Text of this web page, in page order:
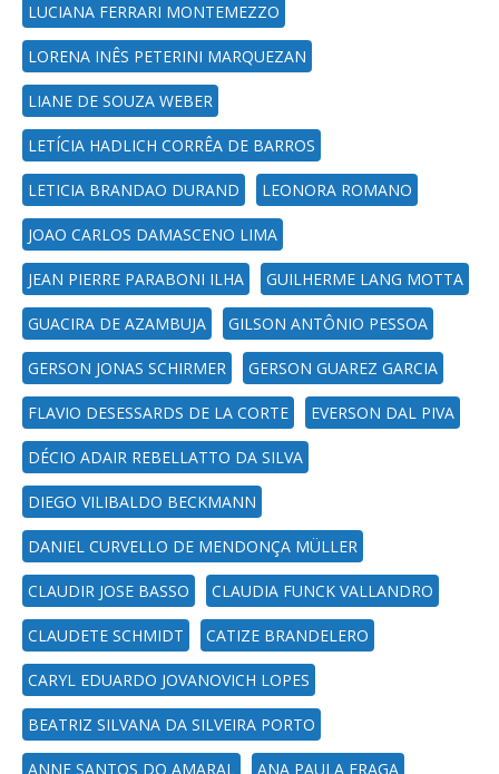
LUCIANA FERRARI MONTEMEZZO
LORENA INÊS PETERINI MARQUEZAN
LIANE DE SOUZA WEBER
LETÍCIA HADLICH CORRÊA DE BARROS
LETICIA BRANDAO DURAND LEONORA ROMANO
JOAO CARLOS DAMASCENO LIMA
JEAN PIERRE PARABONI ILHA GUILHERME LANG MOTTA
GUACIRA DE AZAMBUJA GILSON ANTÔNIO PESSOA
GERSON JONAS SCHIRMER GERSON GUAREZ GARCIA
FLAVIO DESESSARDS DE LA CORTE EVERSON DAL PIVA
DÉCIO ADAIR REBELLATTO DA SILVA
DIEGO VILIBALDO BECKMANN
DANIEL CURVELLO DE MENDONÇA MÜLLER
CLAUDIR JOSE BASSO CLAUDIA FUNCK VALLANDRO
CLAUDETE SCHMIDT CATIZE BRANDELERO
CARYL EDUARDO JOVANOVICH LOPES
BEATRIZ SILVANA DA SILVEIRA PORTO
ANNE SANTOS DO AMARAL ANA PAULA FRAGA